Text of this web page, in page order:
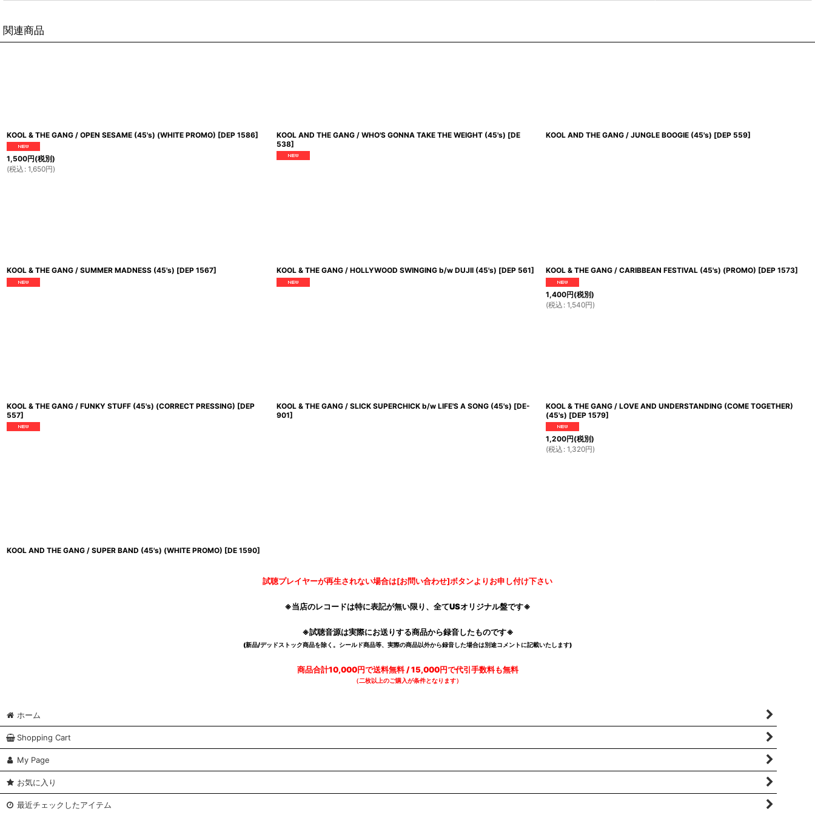
関連商品
KOOL & THE GANG / OPEN SESAME (45's) (WHITE PROMO) [DEP 1586]
1,500円(税別)
(税込 : 1,650円)
KOOL AND THE GANG / WHO'S GONNA TAKE THE WEIGHT (45's) [DE
538]
KOOL AND THE GANG / JUNGLE BOOGIE (45's) [DEP 559]
KOOL & THE GANG / SUMMER MADNESS (45's) [DEP 1567] KOOL & THE GANG / HOLLYWOOD SWINGING b/w DUJII (45's) [DEP 561] KOOL & THE GANG / CARIBBEAN FESTIVAL (45's) (PROMO) [DEP 1573]
1,400円(税別)
(税込 : 1,540円)
KOOL & THE GANG / FUNKY STUFF (45's) (CORRECT PRESSING) [DEP
557]
KOOL & THE GANG / SLICK SUPERCHICK b/w LIFE'S A SONG (45's) [DE-
901]
KOOL & THE GANG / LOVE AND UNDERSTANDING (COME TOGETHER)
(45's) [DEP 1579]
1,200円(税別)
(税込 : 1,320円)
KOOL AND THE GANG / SUPER BAND (45's) (WHITE PROMO) [DE 1590]
試聴プレイヤーが再生されない場合は[お問い合わせ]ボタンよりお申し付け下さい
※当店のレコードは特に表記が無い限り、全てUSオリジナル盤です※
※試聴音源は実際にお送りする商品から録音したものです※
(新品/デッドストック商品を除く。シールド商品等、実際の商品以外から録音した場合は別途コメントに記載いたします)
商品合計10,000円で送料無料 / 15,000円で代引手数料も無料
（二枚以上のご購入が条件となります）
ホーム
Shopping Cart
My Page
お気に入り
最近チェックしたアイテム